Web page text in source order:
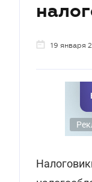
19 января